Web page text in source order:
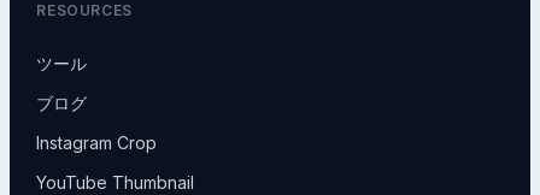
RESOURCES
ツール
ブログ
Instagram Crop
YouTube Thumbnail